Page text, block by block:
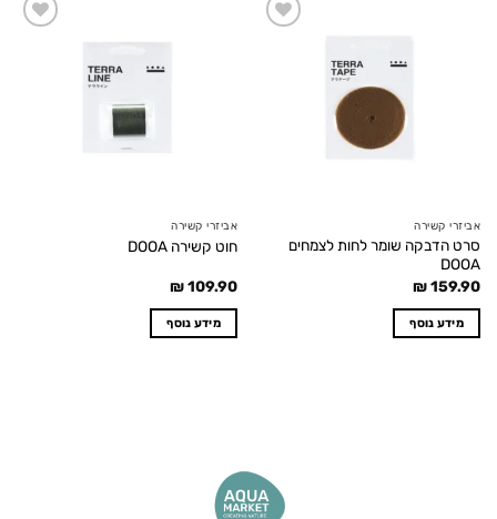
אביזרי קשירה
סרט הדבקה שומר לחות לצמחים
DOOA
₪159.90
מידע נוסף
אביזרי קשירה
חוט קשירה DOOA
₪109.90
מידע נוסף